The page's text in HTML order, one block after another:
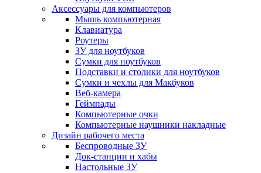
Аксессуары для компьютеров
Мышь компьютерная
Клавиатура
Роутеры
ЗУ для ноутбуков
Сумки для ноутбуков
Подставки и столики для ноутбуков
Сумки и чехлы для Макбуков
Веб-камера
Геймпады
Компьютерные очки
Компьютерные наушники накладные
Дизайн рабочего места
Беспроводные ЗУ
Док-станции и хабы
Настольные ЗУ